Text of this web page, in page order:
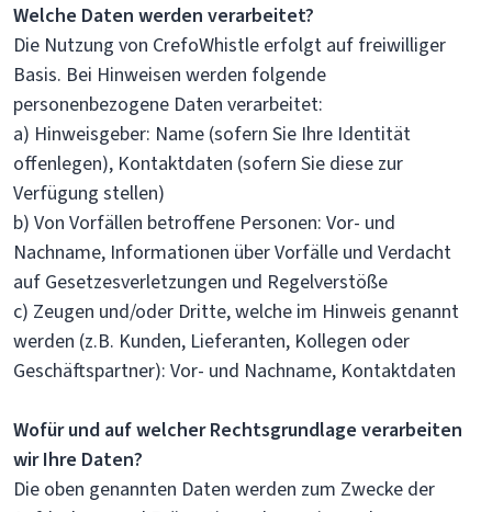
Welche Daten werden verarbeitet?
Die Nutzung von CrefoWhistle erfolgt auf freiwilliger
Basis. Bei Hinweisen werden folgende
personenbezogene Daten verarbeitet:
a) Hinweisgeber: Name (sofern Sie Ihre Identität
offenlegen), Kontaktdaten (sofern Sie diese zur
Verfügung stellen)
b) Von Vorfällen betroffene Personen: Vor- und
Nachname, Informationen über Vorfälle und Verdacht
auf Gesetzesverletzungen und Regelverstöße
c) Zeugen und/oder Dritte, welche im Hinweis genannt
werden (z.B. Kunden, Lieferanten, Kollegen oder
Geschäftspartner): Vor- und Nachname, Kontaktdaten
Wofür und auf welcher Rechtsgrundlage verarbeiten
wir Ihre Daten?
Die oben genannten Daten werden zum Zwecke der